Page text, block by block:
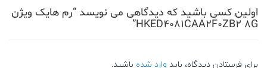
اولین کسی باشید که دیدگاهی می نویسد “رم هایک ویژن
HKED4081CAA2F0ZB2 8G”
برای فرستادن دیدگاه، باید وارد شده باشید.